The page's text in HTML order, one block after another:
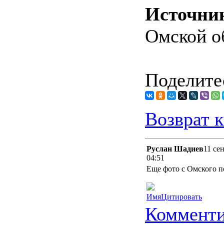
Омской
Возврат
Руслан Шадиев11
04:51
Еще фото с Омского
ИмяЦитировать